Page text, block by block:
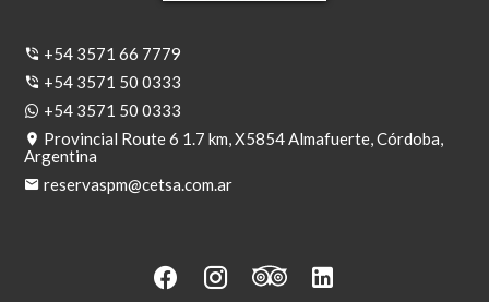
+54 3571 66 7779
+54 3571 50 0333
+54 3571 50 0333
Provincial Route 6 1.7 km, X5854 Almafuerte, Córdoba,
Argentina
reservaspm@cetsa.com.ar